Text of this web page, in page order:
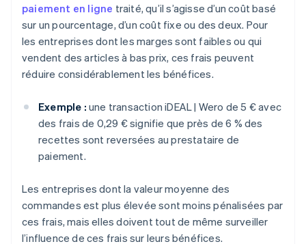
paiement en ligne traité, qu’il s’agisse d’un coût basé
sur un pourcentage, d’un coût fixe ou des deux. Pour
les entreprises dont les marges sont faibles ou qui
vendent des articles à bas prix, ces frais peuvent
réduire considérablement les bénéfices.
Exemple : une transaction iDEAL | Wero de 5 € avec
des frais de 0,29 € signifie que près de 6 % des
recettes sont reversées au prestataire de
paiement.
Les entreprises dont la valeur moyenne des
commandes est plus élevée sont moins pénalisées par
ces frais, mais elles doivent tout de même surveiller
l’influence de ces frais sur leurs bénéfices.